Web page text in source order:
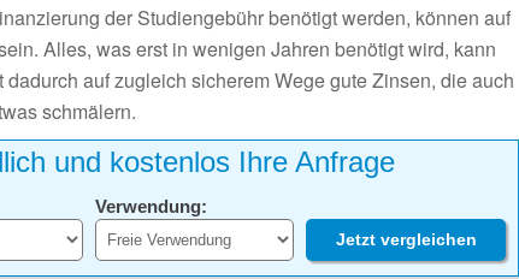
der Studiengebühr benötigt werden, können auf
Alles, was erst in wenigen Jahren benötigt wird, kann
auf zugleich sicherem Wege gute Zinsen, die auch
schmälern.
und kostenlos Ihre Anfrage
Verwendung:
Jetzt vergleichen